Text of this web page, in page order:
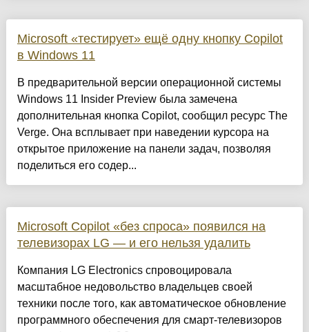
Microsoft «тестирует» ещё одну кнопку Copilot
в Windows 11
В предварительной версии операционной системы
Windows 11 Insider Preview была замечена
дополнительная кнопка Copilot, сообщил ресурс The
Verge. Она всплывает при наведении курсора на
открытое приложение на панели задач, позволяя
поделиться его содер...
Microsoft Copilot «без спроса» появился на
телевизорах LG — и его нельзя удалить
Компания LG Electronics спровоцировала
масштабное недовольство владельцев своей
техники после того, как автоматическое обновление
программного обеспечения для смарт-телевизоров